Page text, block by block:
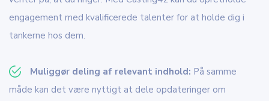
engagement med kvalificerede talenter for at holde dig i
tankerne hos dem.
Muliggør deling af relevant indhold: På samme
måde kan det være nyttigt at dele opdateringer om